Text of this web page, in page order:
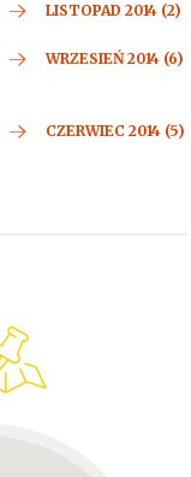
LISTOPAD 2014 (2)
WRZESIEŃ 2014 (6)
CZERWIEC 2014 (5)